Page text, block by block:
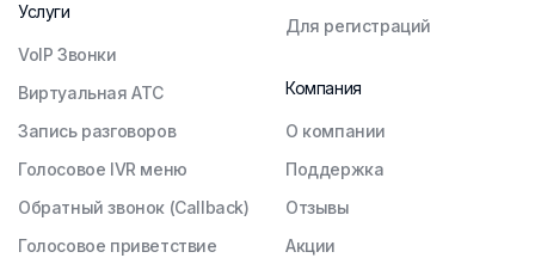
Услуги
VoIP Звонки
Виртуальная АТС
Запись разговоров
Голосовое IVR меню
Обратный звонок (Callback)
Голосовое приветствие
Для регистраций
Компания
О компании
Поддержка
Отзывы
Акции